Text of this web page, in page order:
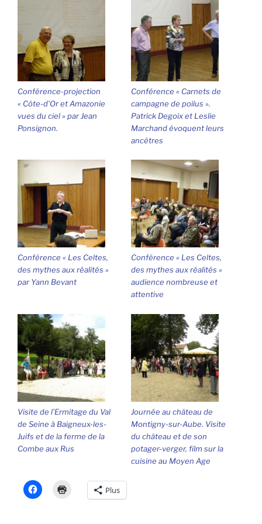
Conférence-projection
« Côte-d’Or et Amazonie
vues du ciel » par Jean
Ponsignon.
Conférence « Carnets de
campagne de poilus ».
Patrick Degoix et Leslie
Marchand évoquent leurs
ancêtres
Conférence « Les Celtes,
des mythes aux réalités »
par Yann Bevant
Conférence « Les Celtes,
des mythes aux réalités »
audience nombreuse et
attentive
Visite de l’Ermitage du Val
de Seine à Baigneux-les-
Juifs et de la ferme de la
Combe aux Rus
Journée au château de
Montigny-sur-Aube. Visite
du château et de son
potager-verger, film sur la
cuisine au Moyen Age
Plus